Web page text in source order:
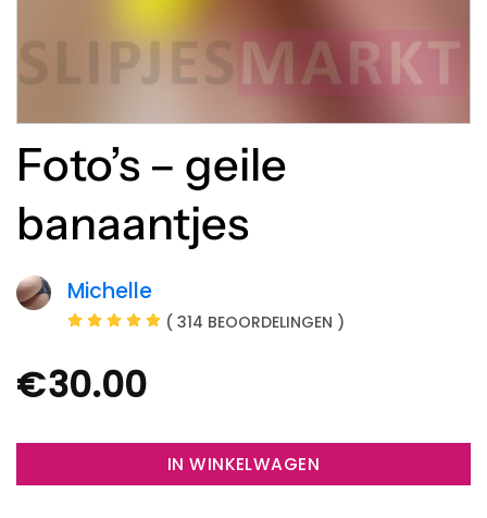
Foto’s – geile
banaantjes
Michelle
( 314 BEOORDELINGEN )
€30.00
IN WINKELWAGEN